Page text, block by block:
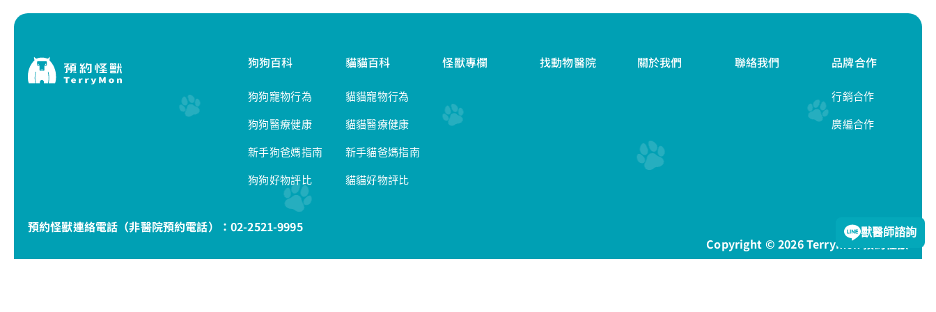
狗狗百科
狗狗寵物行為
狗狗醫療健康
新手狗爸媽指南
狗狗好物評比
貓貓百科
貓貓寵物行為
貓貓醫療健康
新手貓爸媽指南
貓貓好物評比
怪獸專欄 找動物醫院 關於我們 聯絡我們 品牌合作
行銷合作
廣編合作
預約怪獸連絡電話（非醫院預約電話）： 02-2521-9995
隱私權政策
Copyright © 2026 Terrymon 預約怪獸
獸醫師諮詢